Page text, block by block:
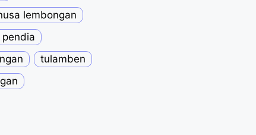
lembongan
tulamben